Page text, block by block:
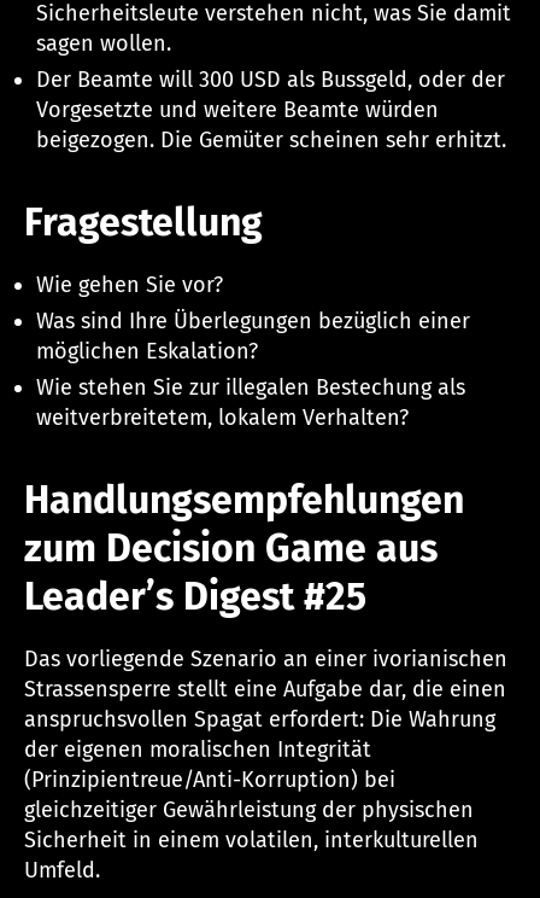
Sicherheitsleute verstehen nicht, was Sie damit
sagen wollen.
Der Beamte will 300 USD als Bussgeld, oder der
Vorgesetzte und weitere Beamte würden
beigezogen. Die Gemüter scheinen sehr erhitzt.
Fragestellung
Wie gehen Sie vor?
Was sind Ihre Überlegungen bezüglich einer
möglichen Eskalation?
Wie stehen Sie zur illegalen Bestechung als
weitverbreitetem, lokalem Verhalten?
Handlungsempfehlungen
zum Decision Game aus
Leader’s Digest #25
Das vorliegende Szenario an einer ivorianischen
Strassensperre stellt eine Aufgabe dar, die einen
anspruchsvollen Spagat erfordert: Die Wahrung
der eigenen moralischen Integrität
(Prinzipientreue/Anti-Korruption) bei
gleichzeitiger Gewährleistung der physischen
Sicherheit in einem volatilen, interkulturellen
Umfeld.